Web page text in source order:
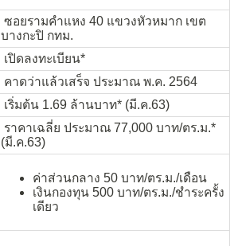
ซอยรามคำแหง 40 แขวงหัวหมาก เขต
บางกะปิ กทม.
เปิดลงทะเบียน*
คาดว่าแล้วเสร็จ ประมาณ พ.ค. 2564
เริ่มต้น 1.69 ล้านบาท* (มี.ค.63)
ราคาเฉลี่ย ประมาณ 77,000 บาท/ตร.ม.*
(มี.ค.63)
ค่าส่วนกลาง 50 บาท/ตร.ม./เดือน
เงินกองทุน 500 บาท/ตร.ม./ชำระครั้ง
เดียว